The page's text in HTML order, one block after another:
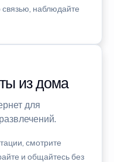
связью, наблюдайте
из дома
для
смотрите
и общайтесь без